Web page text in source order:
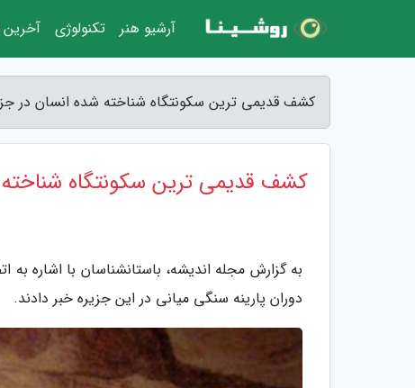
کشف قدیمی ترین سکونتگاه شناخته شده انسان در
کشف قدیمی ترین سکونتگاه
به گزارش مجله اندیشه، باستانشناسان با اشاره
دوران پارینه سنگی میانی در این جزیره خبر دادند.
آرشیو هنر تکنولوژی آخرین